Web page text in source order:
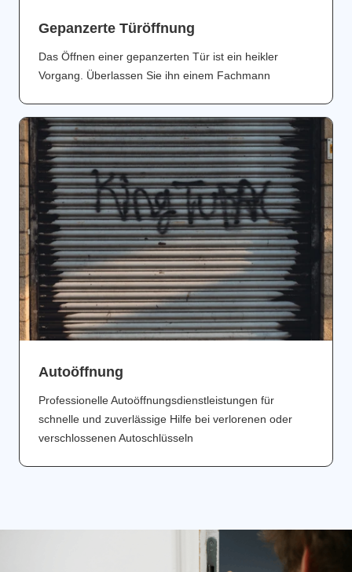
Gepanzerte Türöffnung
Das Öffnen einer gepanzerten Tür ist ein heikler
Vorgang. Überlassen Sie ihn einem Fachmann
Аutoöffnung
Professionelle Autoöffnungsdienstleistungen für
schnelle und zuverlässige Hilfe bei verlorenen oder
verschlossenen Autoschlüsseln